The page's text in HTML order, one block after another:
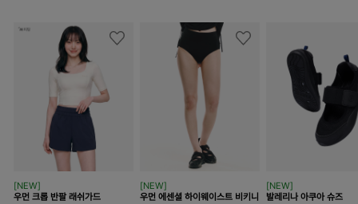
[NEW]
우먼 크롭 반팔 래쉬가드
[NEW]
우먼 에센셜 하이웨이스트 비키니
[NEW]
발레리나 아쿠아 슈즈